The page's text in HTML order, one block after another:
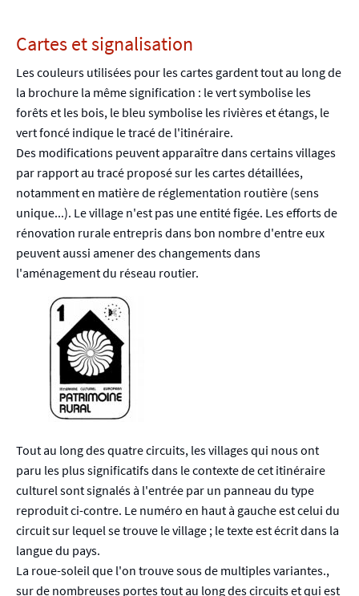
Cartes et signalisation
Les couleurs utilisées pour les cartes gardent tout au long de
la brochure la même signification : le vert symbolise les
forêts et les bois, le bleu symbolise les rivières et étangs, le
vert foncé indique le tracé de l'itinéraire.
Des modifications peuvent apparaître dans certains villages
par rapport au tracé proposé sur les cartes détaillées,
notamment en matière de réglementation routière (sens
unique...). Le village n'est pas une entité figée. Les efforts de
rénovation rurale entrepris dans bon nombre d'entre eux
peuvent aussi amener des changements dans
l'aménagement du réseau routier.
Tout au long des quatre circuits, les villages qui nous ont
paru les plus significatifs dans le contexte de cet itinéraire
culturel sont signalés à l'entrée par un panneau du type
reproduit ci-contre. Le numéro en haut à gauche est celui du
circuit sur lequel se trouve le village ; le texte est écrit dans la
langue du pays.
La roue-soleil que l'on trouve sous de multiples variantes.,
sur de nombreuses portes tout au long des circuits et qui est